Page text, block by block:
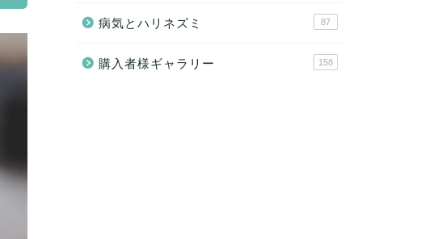
病気とハリネズミ 87
購入者様ギャラリー 158